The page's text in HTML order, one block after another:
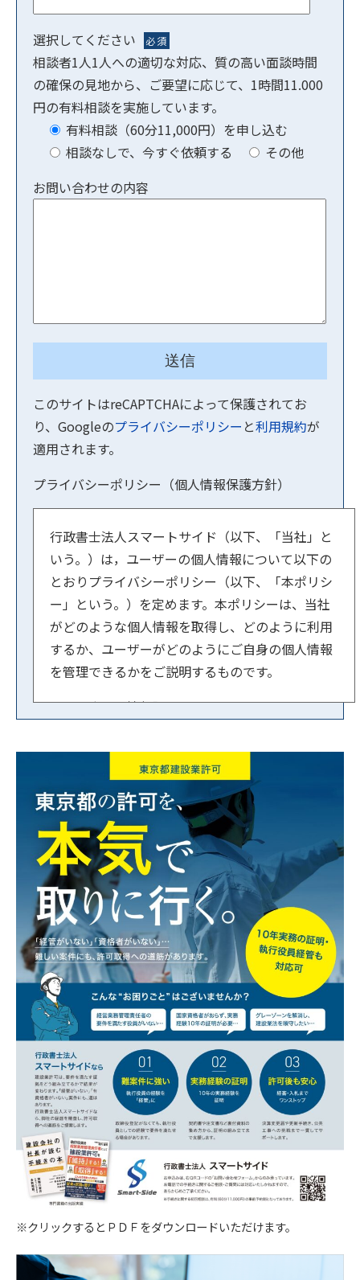
選択してください 必須
相談者1人1人への適切な対応、質の高い面談時間
の確保の見地から、ご要望に応じて、1時間11.000
円の有料相談を実施しています。
有料相談（60分11,000円）を申し込む
相談なしで、今すぐ依頼する
その他
お問い合わせの内容
このサイトはreCAPTCHAによって保護されてお
り、Googleのプライバシーポリシー と利用規約が
適用されます。
プライバシーポリシー（個人情報保護方針）
行政書士法人スマートサイド（以下、「当社」と
いう。）は，ユーザーの個人情報について以下の
とおりプライバシーポリシー（以下、「本ポリシ
ー」という。）を定めます。本ポリシーは、当社
がどのような個人情報を取得し、どのように利用
するか、ユーザーがどのようにご自身の個人情報
を管理できるかをご説明するものです。
【１．事業者情報】
住所：東京都文京区小石川1-3-23 ル・ビジュー
代表者：横内 賢郎
【２．個人情報の取得方法】
当社はユーザーが利用登録をするとき、氏名・生
年月日・住所・電話番号・メールアドレスなど個
人を特定できる情報を取得させていただきます。
お問い合わせフォームやコメントの送信時には、
氏名・電話番号・メールアドレスを取得させてい
ただきます。
【３．個人情報の利用目的】
取得した閲覧・購買履歴等の情報を分析し、ユー
ザー別に適した商品・サービスをお知らせするた
めに利用します。また、取得した閲覧・購買履歴
等の情報は、結果をスコア化した上で当該スコア
を第三者へ提供します。
【４．個人データを安全に管理するための措置】
当社は個人情報を正確かつ最新の内容に保つよう
努め、不正なアクセス・改ざん・漏えい・滅失及
び毀損から保護するため全従業員及び役員に対し
護規程を設け、現場での管理についても定期的に
※クリックするとＰＤＦをダウンロードいただけます。